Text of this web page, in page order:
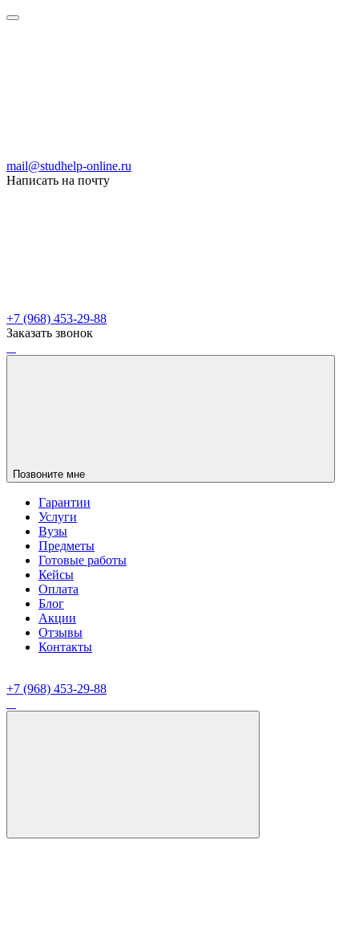
mail@studhelp-online.ru
Написать на почту
+7 (968) 453-29-88
Заказать звонок
Позвоните мне
Гарантии
Услуги
Вузы
Предметы
Готовые работы
Кейсы
Оплата
Блог
Акции
Отзывы
Контакты
+7 (968) 453-29-88